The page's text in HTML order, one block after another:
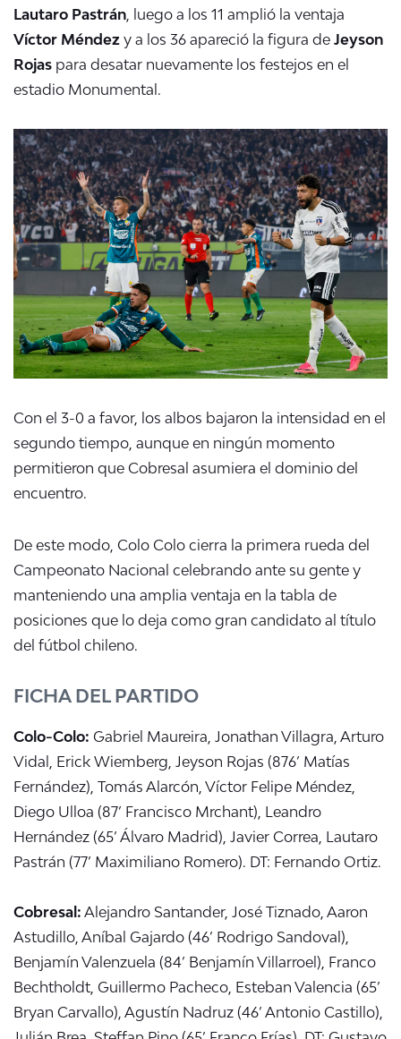
Lautaro Pastrán, luego a los 11 amplió la ventaja
Víctor Méndez y a los 36 apareció la figura de Jeyson
Rojas para desatar nuevamente los festejos en el
estadio Monumental.
Con el 3-0 a favor, los albos bajaron la intensidad en el
segundo tiempo, aunque en ningún momento
permitieron que Cobresal asumiera el dominio del
encuentro.
De este modo, Colo Colo cierra la primera rueda del
Campeonato Nacional celebrando ante su gente y
manteniendo una amplia ventaja en la tabla de
posiciones que lo deja como gran candidato al título
del fútbol chileno.
FICHA DEL PARTIDO
Colo-Colo: Gabriel Maureira, Jonathan Villagra, Arturo
Vidal, Erick Wiemberg, Jeyson Rojas (876’ Matías
Fernández), Tomás Alarcón, Víctor Felipe Méndez,
Diego Ulloa (87’ Francisco Mrchant), Leandro
Hernández (65’ Álvaro Madrid), Javier Correa, Lautaro
Pastrán (77’ Maximiliano Romero). DT: Fernando Ortiz.
Cobresal: Alejandro Santander, José Tiznado, Aaron
Astudillo, Aníbal Gajardo (46’ Rodrigo Sandoval),
Benjamín Valenzuela (84’ Benjamín Villarroel), Franco
Bechtholdt, Guillermo Pacheco, Esteban Valencia (65’
Bryan Carvallo), Agustín Nadruz (46’ Antonio Castillo),